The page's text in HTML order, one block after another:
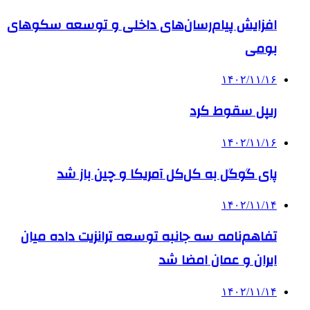
افزایش پیام‌رسان‌های داخلی و توسعه سکوهای
بومی
۱۴۰۲/۱۱/۱۶
ریپل سقوط کرد
۱۴۰۲/۱۱/۱۶
پای گوگل به کل‌کل آمریکا و چین باز شد
۱۴۰۲/۱۱/۱۴
تفاهم‌نامه سه جانبه توسعه ترانزیت داده میان
ایران و عمان امضا شد
۱۴۰۲/۱۱/۱۴